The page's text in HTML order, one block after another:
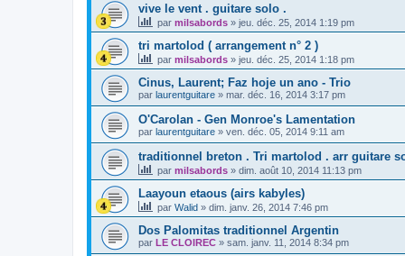
vive le vent . guitare solo .
par milsabords » jeu. déc. 25, 2014 1:19 pm
tri martolod ( arrangement n° 2 )
par milsabords » jeu. déc. 25, 2014 1:18 pm
Cinus, Laurent; Faz hoje un ano - Trio
par laurentguitare » mar. déc. 16, 2014 3:17 pm
O'Carolan - Gen Monroe's Lamentation
par laurentguitare » ven. déc. 05, 2014 9:11 am
traditionnel breton . Tri martolod . arr guitare
par milsabords » dim. août 10, 2014 11:13 pm
Laayoun etaous (airs kabyles)
par Walid » dim. janv. 26, 2014 7:46 pm
Dos Palomitas traditionnel Argentin
par LE CLOIREC » sam. janv. 11, 2014 8:34 pm